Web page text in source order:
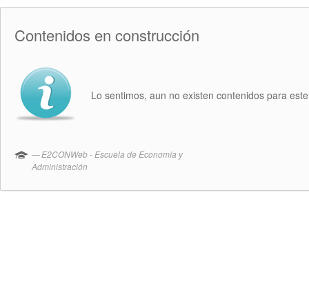
Contenidos en construcción
Lo sentimos, aun no existen contenidos para
E2CONWeb - Escuela de Economía y
Administración